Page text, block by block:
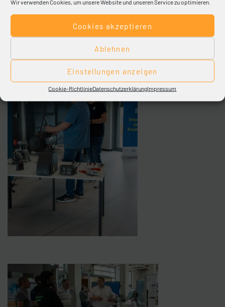
Wir verwenden Cookies, um unsere Website und unseren Service zu optimieren.
Cookies akzeptieren
Ablehnen
Einstellungen anzeigen
Cookie-RichtlinieDatenschutzerklärungImpressum